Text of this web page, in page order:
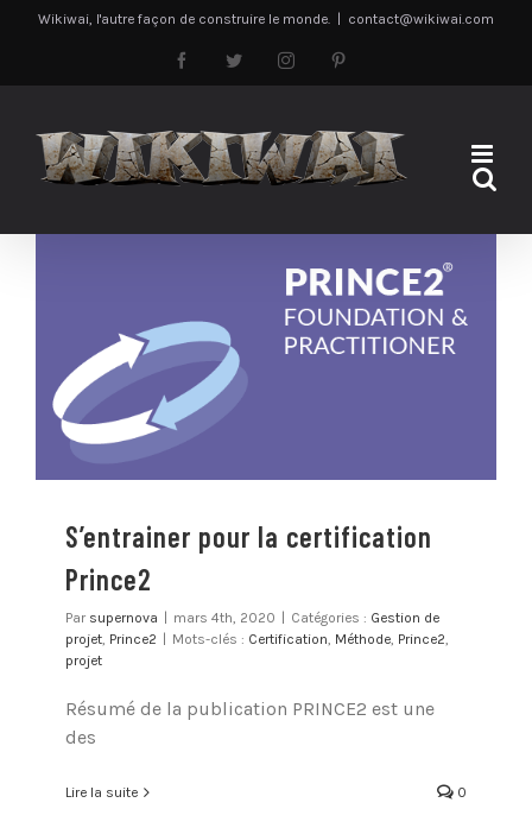
PasserWikiwai, l'autre façon de construire le monde. contact@wikiwai.com
FacebookTwitter Instagram
S’entrainer pour la certification Prince2
S’entrainer pour la certification
Prince2
Par supernova mars 4th, 2020 Catégories : Gestion de
projet, Prince2 Mots-clés : Certification, Méthode, Prince2,
projet
Résumé de la publication PRINCE2 est une
des
Lire la suite 0